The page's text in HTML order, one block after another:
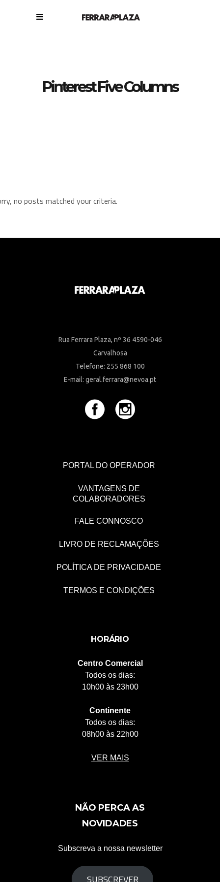
Pinterest Five Columns
no posts matched your criteria.
Rua Ferrara Plaza, nº 36 4590-046
Carvalhosa
Telefone: 255 868 100
E-mail: geral.ferrara@nevoa.pt
PORTAL DO OPERADOR
VANTAGENS DE
COLABORADORES
FALE CONNOSCO
LIVRO DE RECLAMAÇÕES
POLÍTICA DE PRIVACIDADE
TERMOS E CONDIÇÕES
HORÁRIO
Centro Comercial
Todos os dias:
10h00 às 23h00
Continente
Todos os dias:
08h00 às 22h00
VER MAIS
NÃO PERCA AS
NOVIDADES
Subscreva a nossa newsletter
SUBSCREVER